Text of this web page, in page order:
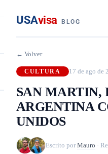
USAvisa BLOG
← Volver
CULTURA 17 de ago de
SAN MARTIN,
ARGENTINA
UNIDOS
Escrito por Mauro ·